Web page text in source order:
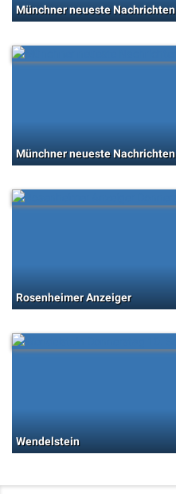
Münchner neueste Nachrichten
Münchner neueste Nachrichten
Rosenheimer Anzeiger
Wendelstein